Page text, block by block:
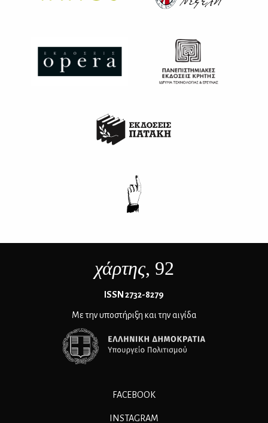
χάρτης, 92
ΙSSN 2732-8279
Με την υποστήριξη και την αιγίδα
FACEBOOK
INSTAGRAM